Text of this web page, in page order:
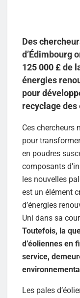
Des
d’Édimbourg
125 000 £ de
énergies
pour
recyclage des
Ces chercheurs
pour
en poudres
composants
les nouvelles
est un élément
d’énergies
Uni dans sa
Toutefois, la
d’éoliennes en
service,
Les pales